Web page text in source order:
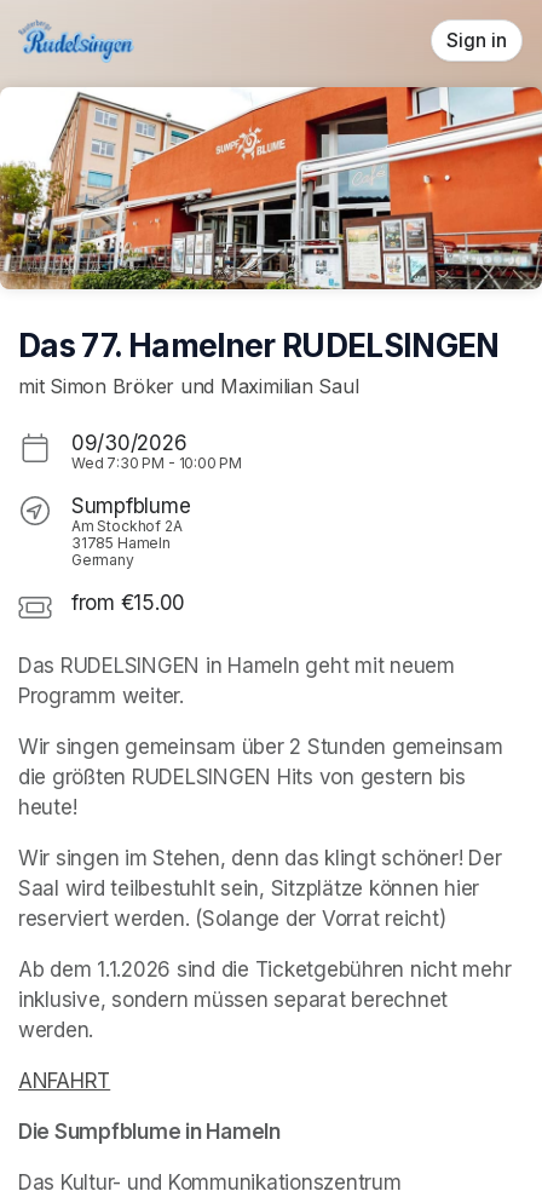
Skip header
Sign in
Das 77. Hamelner RUDELSINGEN
mit Simon Bröker und Maximilian Saul
09/30/2026
Wed 7:30 PM - 10:00 PM
Sumpfblume
Am Stockhof 2A
31785 Hameln
Germany
from €15.00
Das RUDELSINGEN in Hameln geht mit neuem
Programm weiter.
Wir singen gemeinsam über 2 Stunden gemeinsam
die größten RUDELSINGEN Hits von gestern bis
heute!
Wir singen im Stehen, denn das klingt schöner! Der
Saal wird teilbestuhlt sein, Sitzplätze können hier
reserviert werden. (Solange der Vorrat reicht)
Ab dem 1.1.2026 sind die Ticketgebühren nicht mehr
inklusive, sondern müssen separat berechnet
werden.
ANFAHRT
Die Sumpfblume in Hameln
Das Kultur- und Kommunikationszentrum